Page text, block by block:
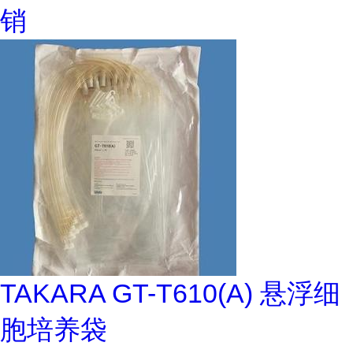
销
TAKARA GT-T610(A) 悬浮细
胞培养袋